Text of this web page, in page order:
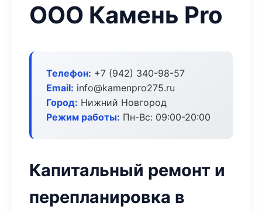
ООО Камень Pro
Телефон: +7 (942) 340-98-57
Email: info@kamenpro275.ru
Город: Нижний Новгород
Режим работы: Пн-Вс: 09:00-20:00
Капитальный ремонт и
перепланировка в